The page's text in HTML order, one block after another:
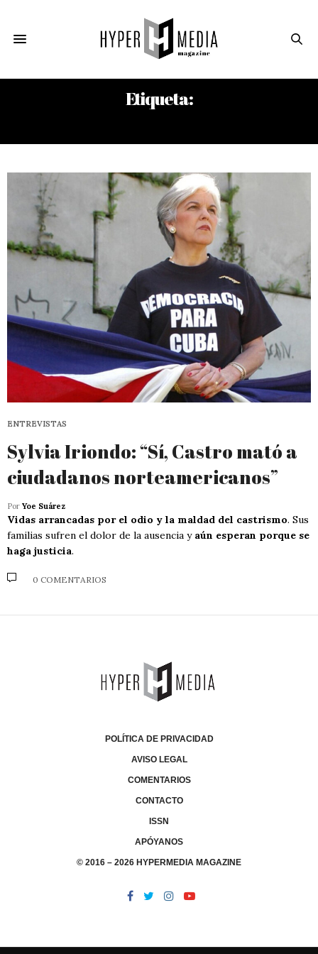
Etiqueta:
ENTREVISTAS
Sylvia Iriondo: “Sí, Castro mató a
ciudadanos norteamericanos”
Por Yoe Suárez
Vidas arrancadas por el odio y la maldad del castrismo. Sus
familias sufren el dolor de la ausencia y aún esperan porque se
haga justicia.
0 COMENTARIOS
POLÍTICA DE PRIVACIDAD
AVISO LEGAL
COMENTARIOS
CONTACTO
ISSN
APÓYANOS
© 2016 – 2026 HYPERMEDIA MAGAZINE